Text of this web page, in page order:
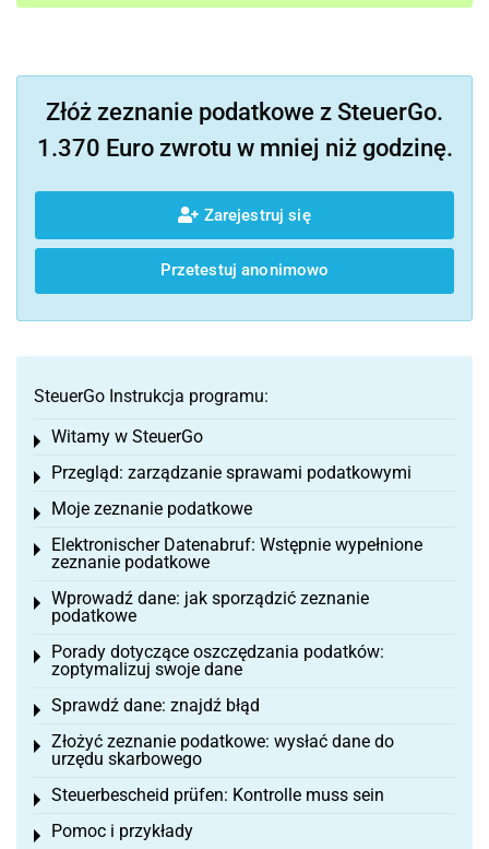
Złóż zeznanie podatkowe z SteuerGo.
1.370 Euro zwrotu w mniej niż godzinę.
Zarejestruj się
Przetestuj anonimowo
SteuerGo Instrukcja programu:
Witamy w SteuerGo
Toggle menu
Przegląd: zarządzanie sprawami podatkowymi
Toggle menu
Moje zeznanie podatkowe
Toggle menu
Elektronischer Datenabruf: Wstępnie wypełnione
zeznanie podatkowe
Toggle menu
Wprowadź dane: jak sporządzić zeznanie
podatkowe
Toggle menu
Porady dotyczące oszczędzania podatków:
zoptymalizuj swoje dane
Toggle menu
Sprawdź dane: znajdź błąd
Toggle menu
Złożyć zeznanie podatkowe: wysłać dane do
urzędu skarbowego
Toggle menu
Steuerbescheid prüfen: Kontrolle muss sein
Toggle menu
Pomoc i przykłady
Toggle menu